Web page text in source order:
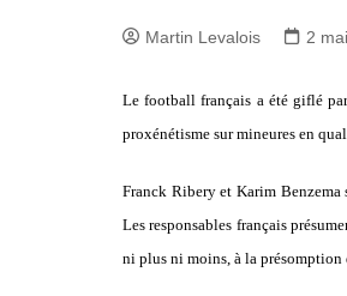
Martin Levalois 2
Le football français a été giflé
proxénétisme sur mineures en
Franck Ribery et Karim
Les responsables français
ni plus ni moins, à la présomption